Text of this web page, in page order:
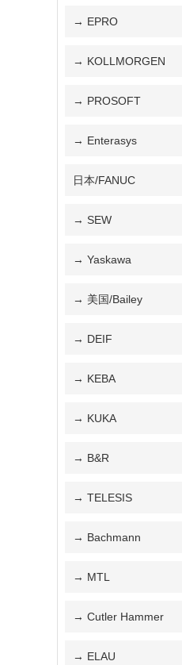
→ EPRO
→ KOLLMORGEN
→ PROSOFT
→ Enterasys
日本/FANUC
→ SEW
→ Yaskawa
→ 美国/Bailey
→ DEIF
→ KEBA
→ KUKA
→ B&R
→ TELESIS
→ Bachmann
→ MTL
→ Cutler Hammer
→ ELAU